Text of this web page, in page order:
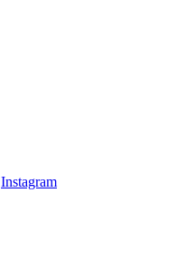
Instagram